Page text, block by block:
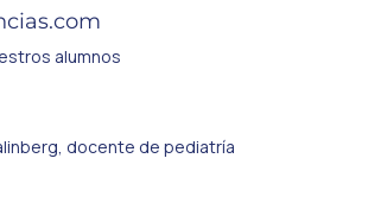
alumnos
docente de pediatría